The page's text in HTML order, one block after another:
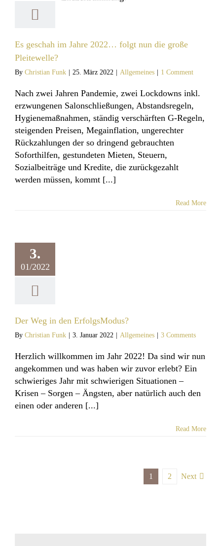
Es geschah im Jahre 2022… folgt nun die große
Pleitewelle?
By Christian Funk 25. März 2022 Allgemeines 1 Comment
Nach zwei Jahren Pandemie, zwei Lockdowns inkl.
erzwungenen Salonschließungen, Abstandsregeln,
Hygienemaßnahmen, ständig verschärften G-Regeln,
steigenden Preisen, Megainflation, ungerechter
Rückzahlungen der so dringend gebrauchten
Soforthilfen, gestundeten Mieten, Steuern,
Sozialbeiträge und Kredite, die zurückgezahlt
werden müssen, kommt [...]
Read More
3.
01/2022
Der Weg in den ErfolgsModus?
By Christian Funk 3. Januar 2022 Allgemeines 3 Comments
Herzlich willkommen im Jahr 2022! Da sind wir nun
angekommen und was haben wir zuvor erlebt? Ein
schwieriges Jahr mit schwierigen Situationen –
Krisen – Sorgen – Ängsten, aber natürlich auch den
einen oder anderen [...]
Read More
1 2 Next